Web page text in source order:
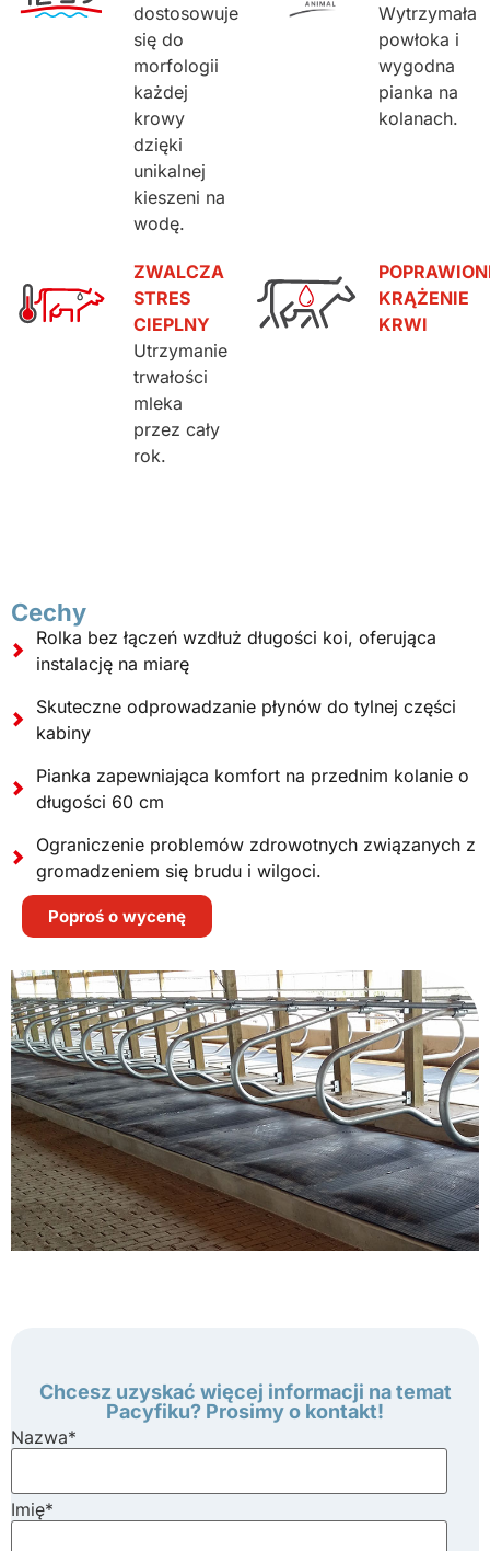
dostosowuje
się do
morfologii
każdej
krowy
dzięki
unikalnej
kieszeni na
wodę.
Wytrzymała
powłoka i
wygodna
pianka na
kolanach.
ZWALCZA
STRES
CIEPLNY
Utrzymanie
trwałości
mleka
przez cały
rok.
KRĄŻENIE
KRWI
Cechy
Rolka bez łączeń wzdłuż długości koi, oferująca
instalację na miarę
Skuteczne odprowadzanie płynów do tylnej części
kabiny
Pianka zapewniająca komfort na przednim kolanie o
długości 60 cm
Ograniczenie problemów zdrowotnych związanych z
gromadzeniem się brudu i wilgoci.
Poproś o wycenę
Chcesz uzyskać więcej informacji na temat
Pacyfiku? Prosimy o kontakt!
Nazwa*
Imię*